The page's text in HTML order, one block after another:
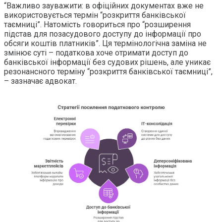
“Важливо зауважити: в офіційних документах вже не
використовується термін “розкриття банківської
таємниці”. Натомість говориться про “розширення
підстав для позасудового доступу до інформації про
обсяги коштів платників”. Ця термінологічна заміна не
змінює суті – податкова хоче отримати доступ до
банківської інформації без судових рішень, але уникає
резонансного терміну “розкриття банківської таємниці”,
– зазначає адвокат.